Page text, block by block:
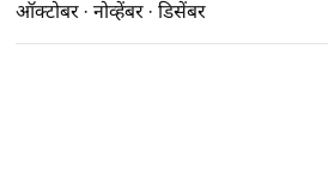
ऑक्टोबर·नोव्हेंबर·डिसेंबर